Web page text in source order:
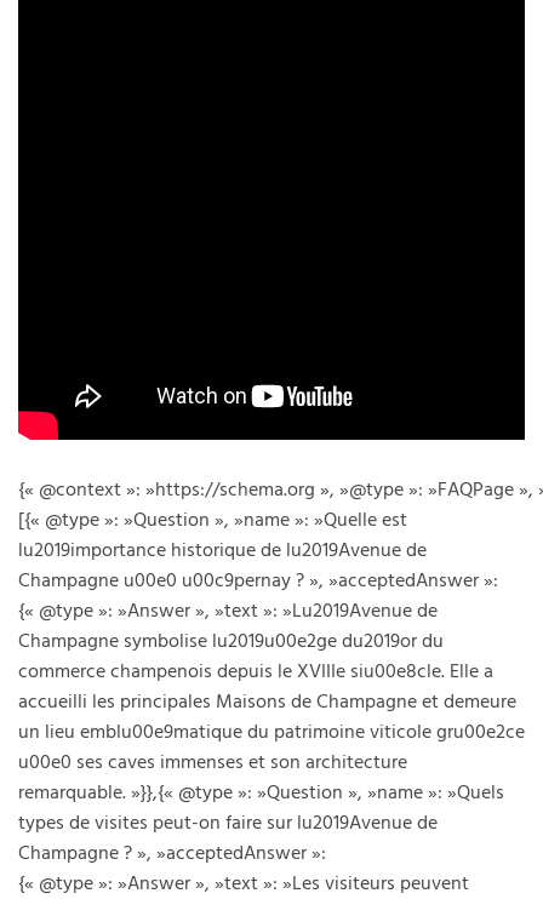
{« @context »: »https://schema.org », »@type »: »FAQPage »,
[{« @type »: »Question », »name »: »Quelle est
lu2019importance historique de lu2019Avenue de
Champagne u00e0 u00c9pernay ? », »acceptedAnswer »:
{« @type »: »Answer », »text »: »Lu2019Avenue de
Champagne symbolise lu2019u00e2ge du2019or du
commerce champenois depuis le XVIIIe siu00e8cle. Elle a
accueilli les principales Maisons de Champagne et demeure
un lieu emblu00e9matique du patrimoine viticole gru00e2ce
u00e0 ses caves immenses et son architecture
remarquable. »}},{« @type »: »Question », »name »: »Quels
types de visites peut-on faire sur lu2019Avenue de
Champagne ? », »acceptedAnswer »:
{« @type »: »Answer », »text »: »Les visiteurs peuvent